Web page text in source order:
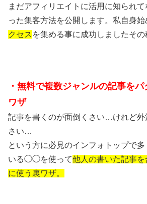
まだアフィリエイトに活用に知られ
った集客方法を公開します。私自身始
クセス を集める事に成功しましたその
・無料で複数ジャンルの記事をパ
ワザ
記事を書くのが面倒くさい…けれど外
さい…
という方に必見のインフォトップで
いる◯◯を使って他人の書いた記事
に使う裏ワザ。